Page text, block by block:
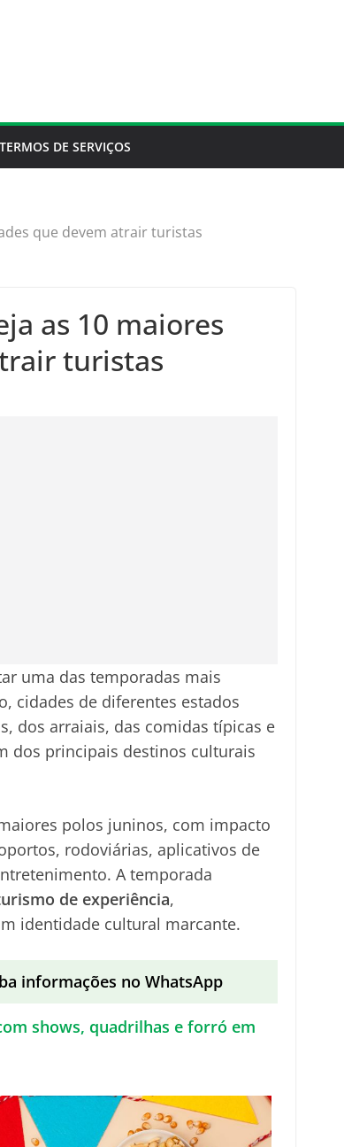
TERMOS DE SERVIÇOS
que devem atrair turistas
as 10 maiores
turistas
uma das temporadas mais
cidades de diferentes estados
dos arraiais, das comidas típicas e
dos principais destinos culturais
polos juninos, com impacto
rodoviárias, aplicativos de
A temporada
de experiência,
identidade cultural marcante.
informações no WhatsApp
shows, quadrilhas e forró em